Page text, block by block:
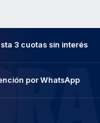
3 cuotas sin interés
por WhatsApp